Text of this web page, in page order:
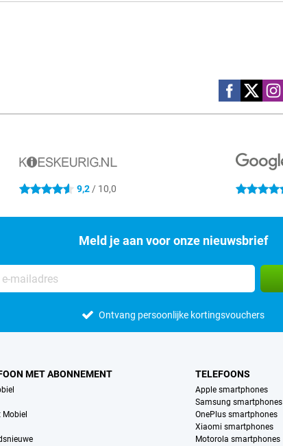
Social media
4.6 sterren 9,2/ 10,0 4.4 sterren
Meld je aan voor onze nieuwsbrief
Ontvang persoonlijke kortingsvouchers
MET ABONNEMENT
Mobiel
TELEFOONS
Apple smartphones
Samsung smartphones
OnePlus smartphones
Xiaomi smartphones
Motorola smartphones